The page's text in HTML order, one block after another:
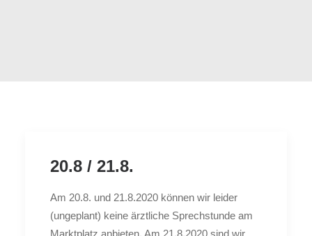
20.8 / 21.8.
Am 20.8. und 21.8.2020 können wir leider
(ungeplant) keine ärztliche Sprechstunde am
Marktplatz anbieten. Am 21.8.2020 sind wir